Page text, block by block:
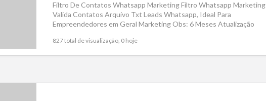
Filtro De Contatos Whatsapp Marketing Filtro Whatsapp Marketing
Valida Contatos Arquivo Txt Leads Whatsapp, Ideal Para
Empreendedores em Geral Marketing Obs: 6 Meses Atualização
827 total de visualização, 0 hoje